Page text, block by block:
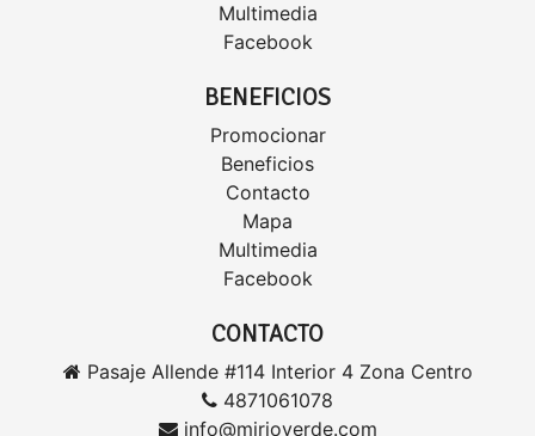
Multimedia
Facebook
BENEFICIOS
Promocionar
Beneficios
Contacto
Mapa
Multimedia
Facebook
CONTACTO
Pasaje Allende #114 Interior 4 Zona Centro
4871061078
info@mirioverde.com